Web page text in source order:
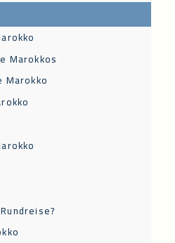
Marokkos
Marokko